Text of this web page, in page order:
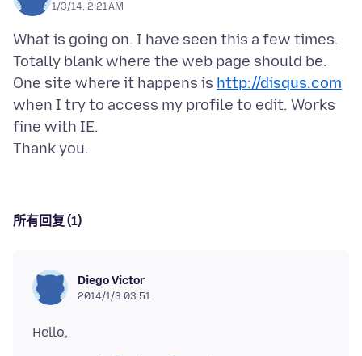
1/3/14, 2:21 AM
What is going on. I have seen this a few times.
Totally blank where the web page should be.
One site where it happens is http://disqus.com
when I try to access my profile to edit. Works
fine with IE.
所有回复 (1)
Diego Victor
2014/1/3 03:51